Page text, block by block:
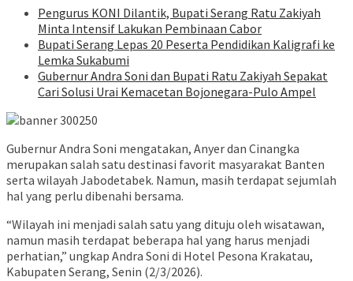
Pengurus KONI Dilantik, Bupati Serang Ratu Zakiyah
Minta Intensif Lakukan Pembinaan Cabor
Bupati Serang Lepas 20 Peserta Pendidikan Kaligrafi ke
Lemka Sukabumi
Gubernur Andra Soni dan Bupati Ratu Zakiyah Sepakat
Cari Solusi Urai Kemacetan Bojonegara-Pulo Ampel
Gubernur Andra Soni mengatakan, Anyer dan Cinangka
merupakan salah satu destinasi favorit masyarakat Banten
serta wilayah Jabodetabek. Namun, masih terdapat sejumlah
hal yang perlu dibenahi bersama.
“Wilayah ini menjadi salah satu yang dituju oleh wisatawan,
namun masih terdapat beberapa hal yang harus menjadi
perhatian,” ungkap Andra Soni di Hotel Pesona Krakatau,
Kabupaten Serang, Senin (2/3/2026).